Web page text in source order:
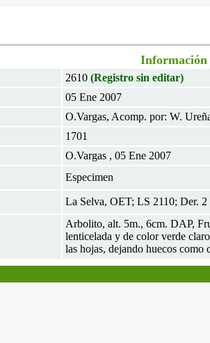
Información
2610 (Registro sin editar)
05 Ene 2007
O.Vargas, Acomp. por: W.
1701
O.Vargas , 05 Ene 2007
Especimen
La Selva, OET; LS 2110; Der. 2
Arbolito, alt. 5m., 6cm. DAP,
lenticelada y de color verde
las hojas, dejando huecos como